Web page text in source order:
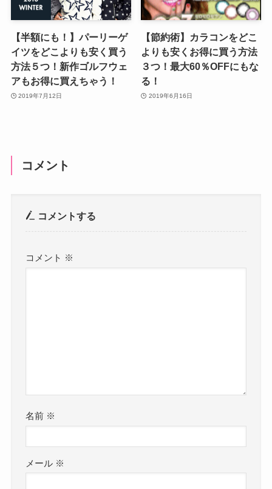
【半額にも！】パーリーゲ
イツをどこよりも安く買う
方法５つ！新作ゴルフウェ
アもお得に買えちゃう！
2019年7月12日
【節約術】カラコンをどこ
よりも安くお得に買う方法
３つ！最大60％OFFにもな
る！
2019年6月16日
コメント
コメントする
コメント ※
名前 ※
メール ※